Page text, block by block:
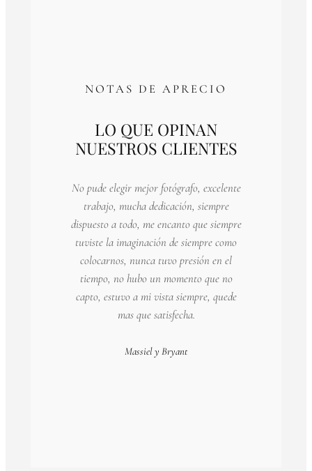
NOTAS DE APRECIO
LO QUE OPINAN
NUESTROS CLIENTES
No pude elegir mejor fotógrafo, excelente
trabajo, mucha dedicación, siempre
dispuesto a todo, me encanto que siempre
tuviste la imaginación de siempre como
colocarnos, nunca tuvo presión en el
tiempo, no hubo un momento que no
capto, estuvo a mi vista siempre, quede
mas que satisfecha.
Massiel y Bryant